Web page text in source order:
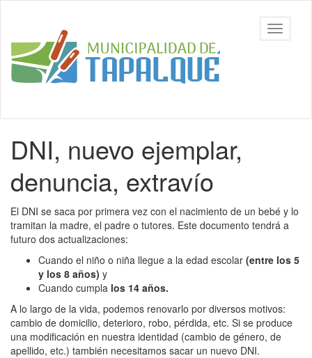
principal
Municipalidad
de Tapalqué,
Buenos Aires
barra
Contenido
principal
DNI, nuevo ejemplar,
denuncia, extravío
El DNI se saca por primera vez con el nacimiento de un bebé y lo
tramitan la madre, el padre o tutores. Este documento tendrá a
futuro dos actualizaciones:
Cuando el niño o niña llegue a la edad escolar (entre los 5
y los 8 años) y
Cuando cumpla los 14 años.
A lo largo de la vida, podemos renovarlo por diversos motivos:
cambio de domicilio, deterioro, robo, pérdida, etc. Si se produce
una modificación en nuestra identidad (cambio de género, de
apellido, etc.) también necesitamos sacar un nuevo DNI.